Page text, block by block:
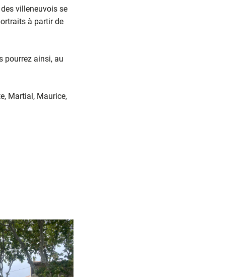
villeneuvois se
à partir de
pourrez ainsi, au
Martial, Maurice,